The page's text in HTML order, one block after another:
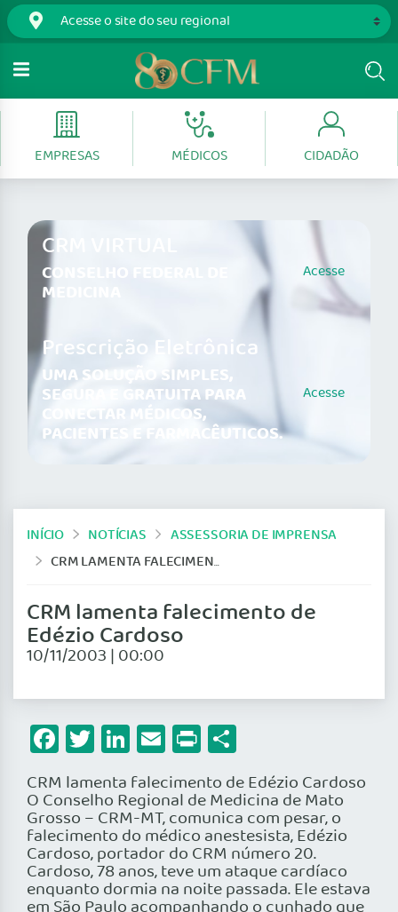
EMPRESAS MÉDICOS CIDADÃO
CRM VIRTUAL
CONSELHO FEDERAL DE
MEDICINA
Acesse
Prescrição Eletrônica
UMA SOLUÇÃO SIMPLES,
SEGURA E GRATUITA PARA
CONECTAR MÉDICOS,
PACIENTES E FARMACÊUTICOS.
Acesse
INÍCIO NOTÍCIAS
ASSESSORIA DE IMPRENSA
CRM LAMENTA FALECIMENTO DE EDÉZIO CARDOSO
CRM lamenta falecimento de
Edézio Cardoso
10/11/2003 | 00:00
Facebook
Twitter
LinkedIn
Email
Print
CRM lamenta falecimento de Edézio Cardoso
O Conselho Regional de Medicina de Mato
Grosso – CRM-MT, comunica com pesar, o
falecimento do médico anestesista, Edézio
Cardoso, portador do CRM número 20.
Cardoso, 78 anos, teve um ataque cardíaco
enquanto dormia na noite passada. Ele estava